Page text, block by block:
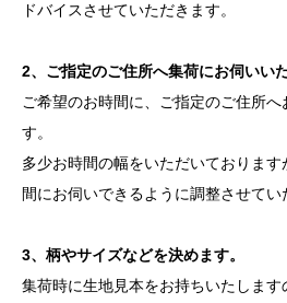
ドバイスさせていただきます。
2、ご指定のご住所へ集荷にお伺いい
ご希望のお時間に、ご指定のご住所へ
す。
多少お時間の幅をいただいておりま
間にお伺いできるように調整させてい
3、柄やサイズなどを決めます。
集荷時に生地見本をお持ちいたしま